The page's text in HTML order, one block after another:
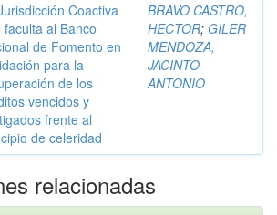
Coactiva
faculta al Banco
de Fomento en
para la
de los
vencidos y
frente al
de celeridad
BRAVO CASTRO,
HECTOR; GILER
MENDOZA,
JACINTO
ANTONIO
relacionadas